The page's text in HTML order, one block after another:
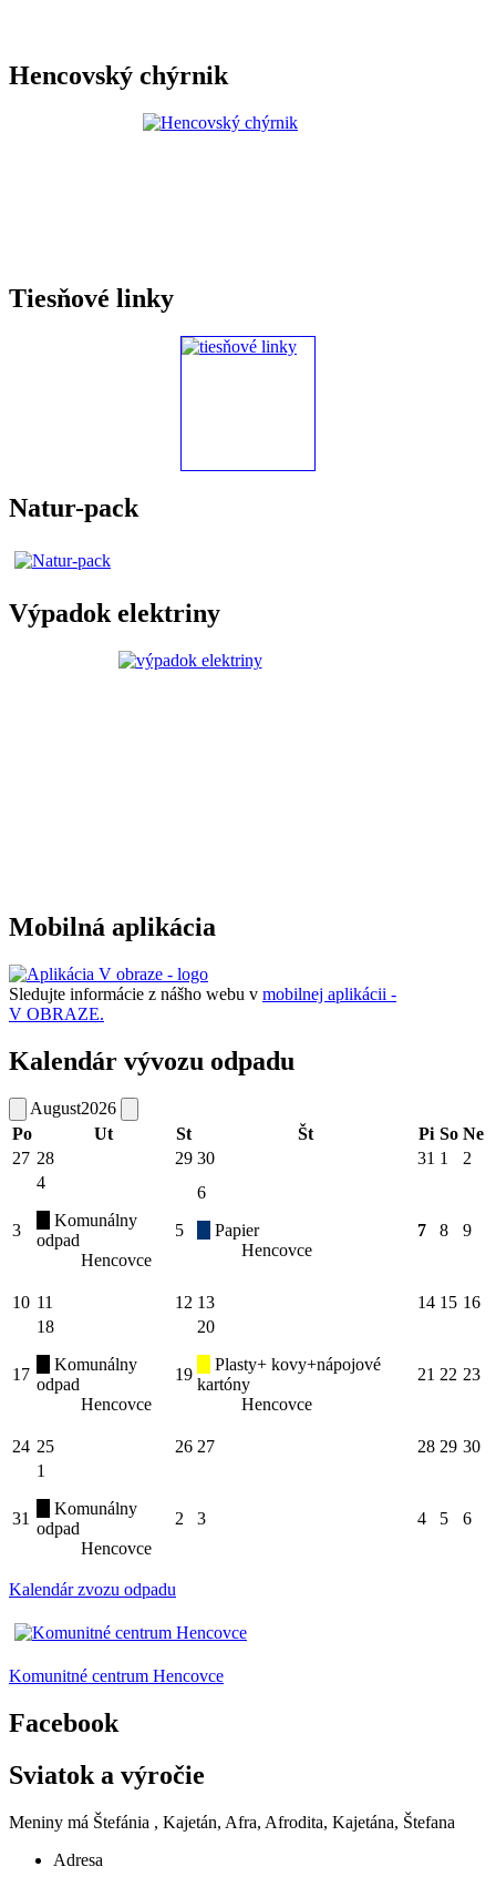
Hencovský chýrnik
Tiesňové linky
Natur-pack
Výpadok elektriny
Mobilná aplikácia
Sledujte informácie z nášho webu v mobilnej aplikácii -
V OBRAZE.
Kalendár vývozu odpadu
August2026
Po
Ut St Št Pi So Ne
27 28 29 30 31 1 2
3
4
Komunálny
odpad
Hencovce
5
6
Papier
Hencovce
7 8 9
10 11 12 13 14 15 16
17
18
Komunálny
odpad
Hencovce
19
20
Plasty+ kovy+nápojové
kartóny
Hencovce
21 22 23
24 25 26 27 28 29 30
31
1
Komunálny
odpad
Hencovce
2 3 4 5 6
Kalendár zvozu odpadu
Komunitné centrum Hencovce
Facebook
Sviatok a výročie
Meniny má Štefánia , Kajetán, Afra, Afrodita, Kajetána, Štefana
Adresa